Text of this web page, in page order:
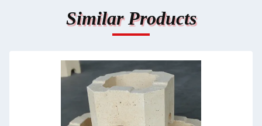
Similar Products